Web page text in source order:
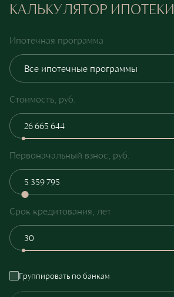
КАЛЬКУЛЯТОР ИПОТЕКИ
Ипотечная программа
Все ипотечные программы
Стоимость, руб.
Первоначальный взнос, руб.
Срок кредитования, лет
Группировать по банкам